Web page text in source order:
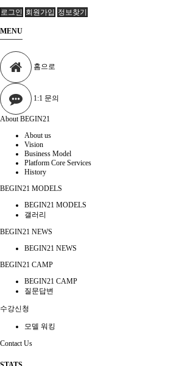
로그인 회원가입 정보찾기
MENU
홈으로
1:1 문의
About BEGIN21
About us
Vision
Business Model
Platform Core Services
History
BEGIN21 MODELS
BEGIN21 MODELS
갤러리
BEGIN21 NEWS
BEGIN21 NEWS
BEGIN21 CAMP
BEGIN21 CAMP
질문답변
수강신청
모델 워킹
Contact Us